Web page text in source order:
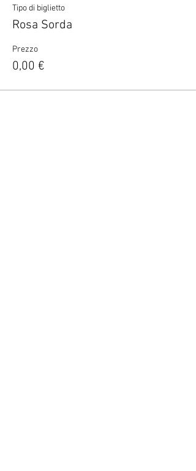
Tipo di biglietto
Rosa Sorda
Prezzo
0,00 €